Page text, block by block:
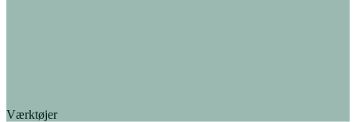
Værktøjer